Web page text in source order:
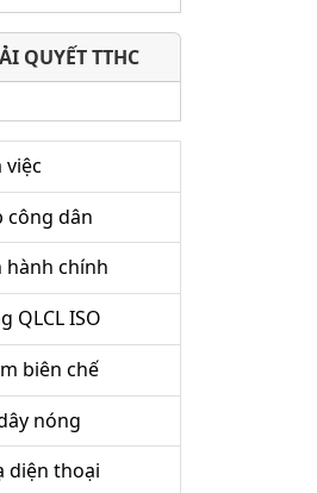
QUYẾT TTHC
việc
công dân
hành chính
QLCL ISO
biên chế
nóng
diện thoại